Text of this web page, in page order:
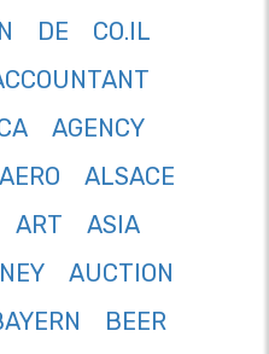
DE
CO.IL
AGENCY
ALSACE
ART
ASIA
AUCTION
BEER